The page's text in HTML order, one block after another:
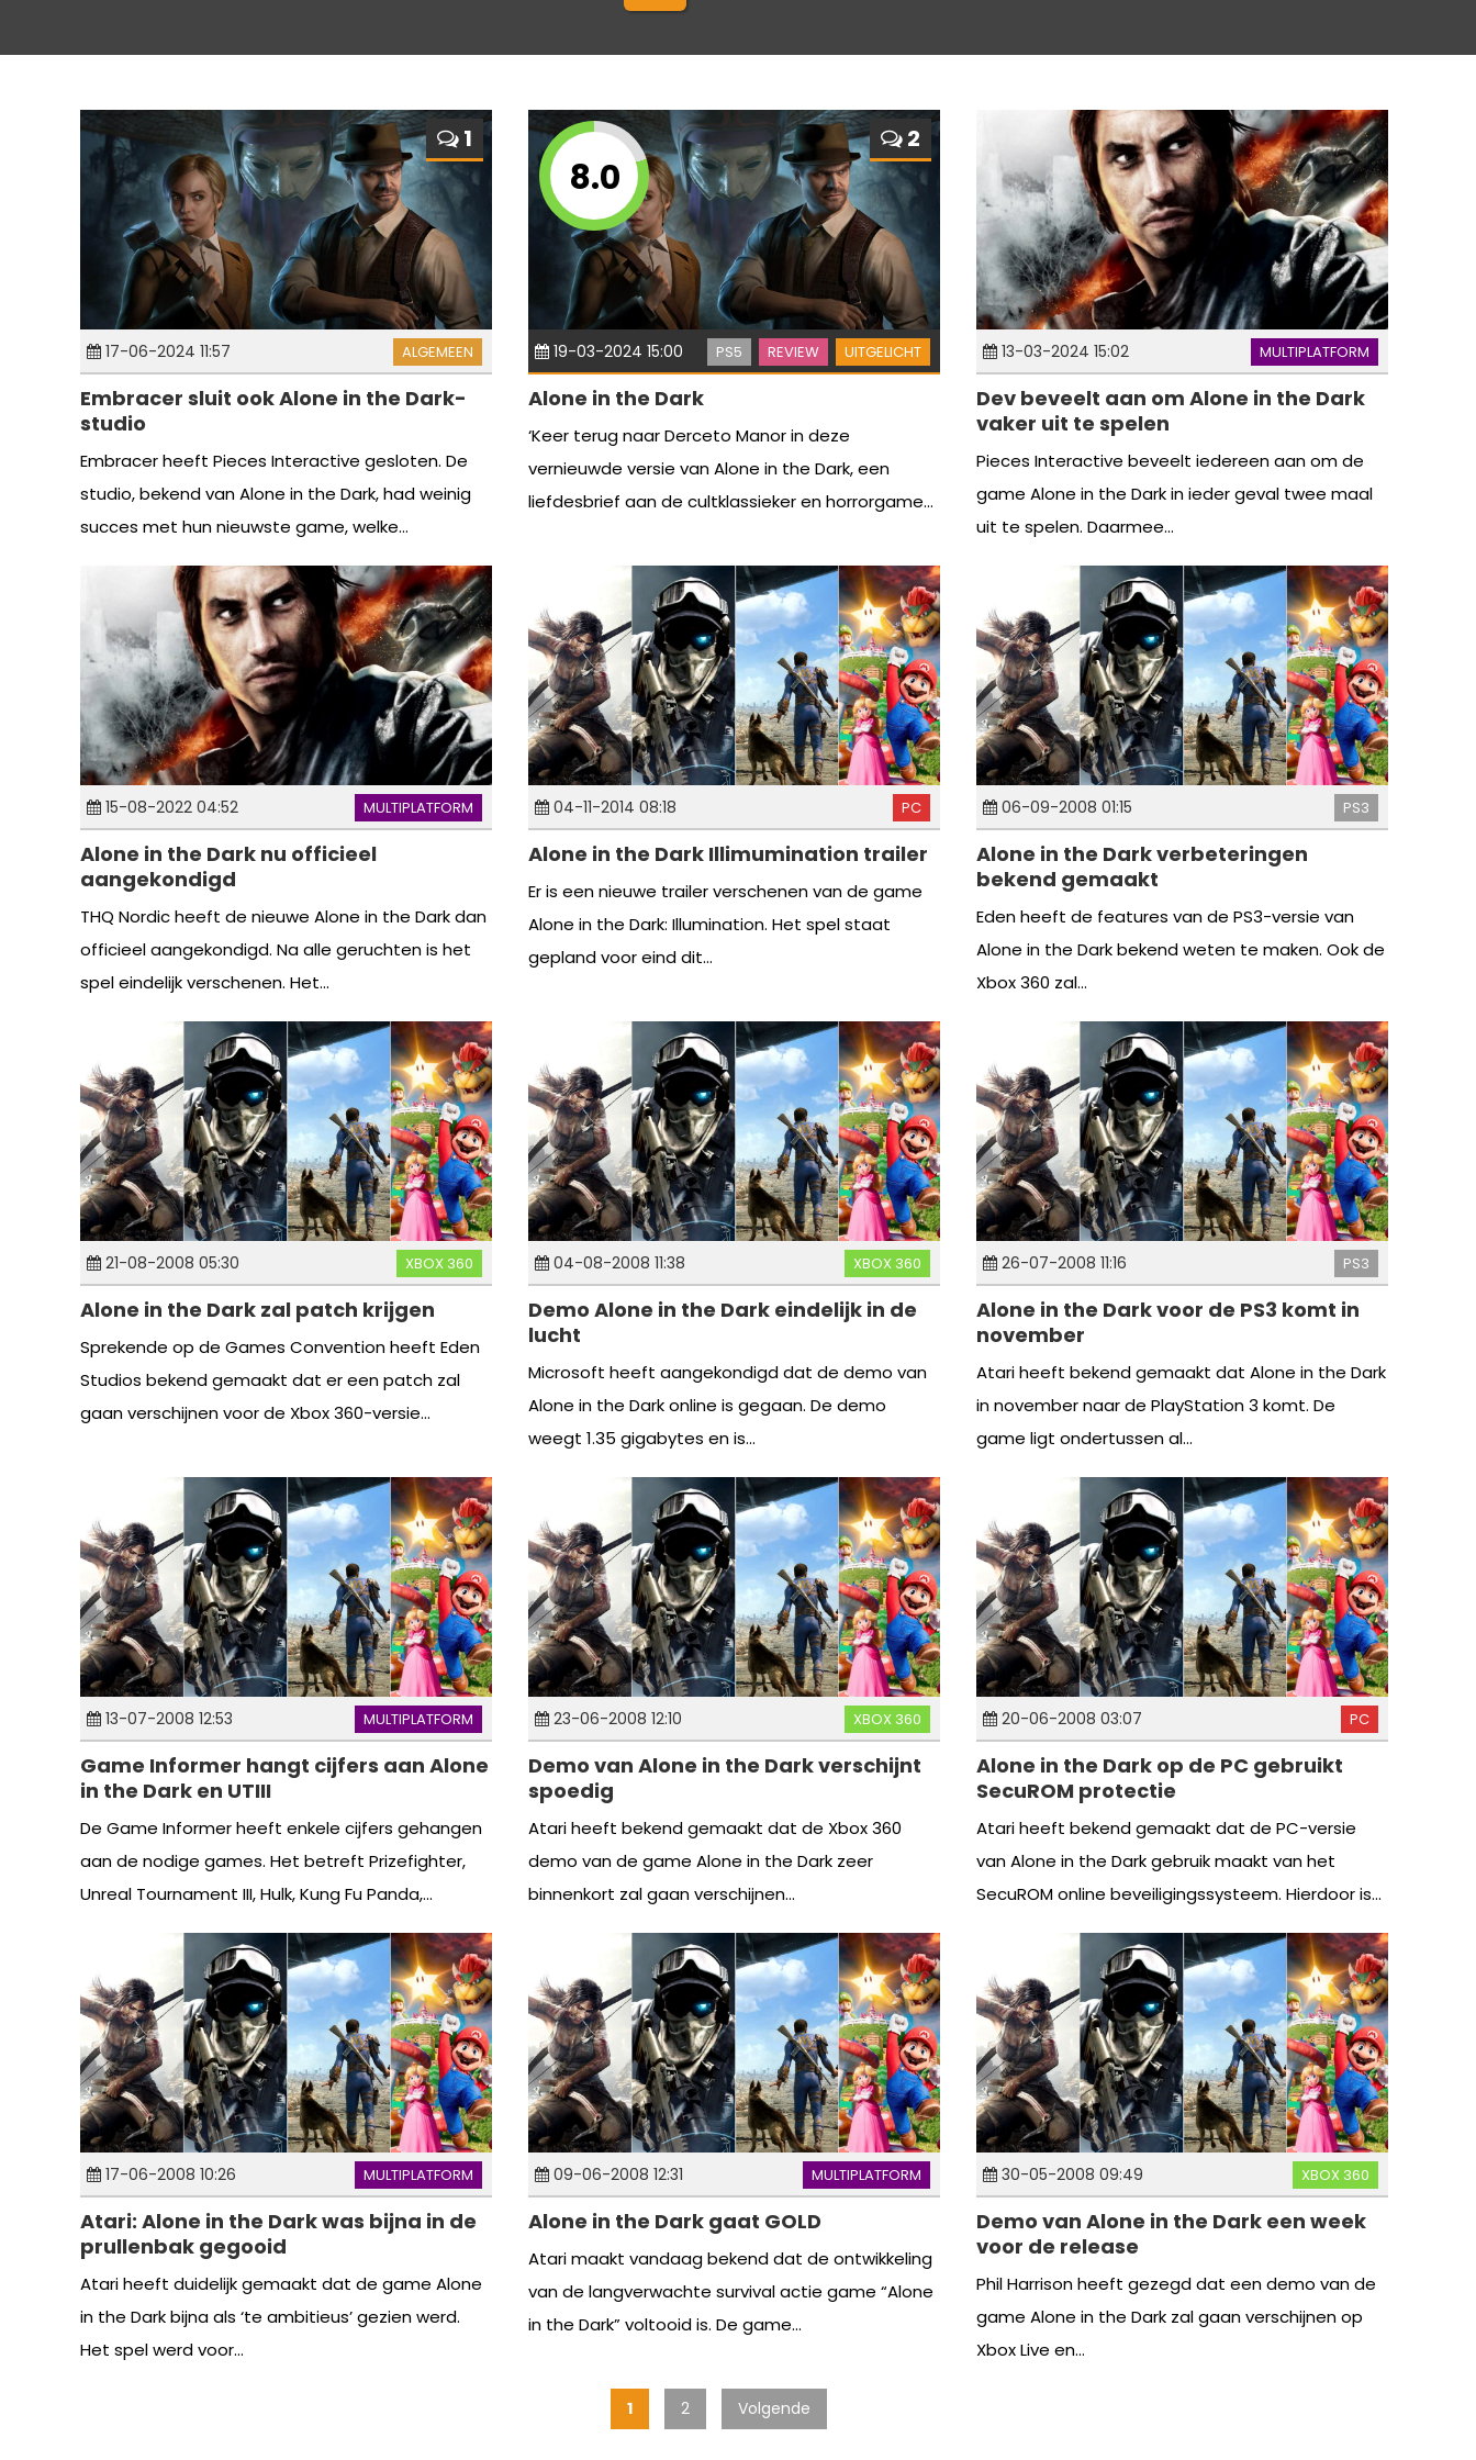
1
17-06-2024 11:57 ALGEMEEN
Embracer sluit ook Alone in the Dark-
studio
Embracer heeft Pieces Interactive gesloten. De
studio, bekend van Alone in the Dark, had weinig
succes met hun nieuwste game, welke...
8.0
2
19-03-2024 15:00 PS5 REVIEW UITGELICHT
Alone in the Dark
‘Keer terug naar Derceto Manor in deze
vernieuwde versie van Alone in the Dark, een
liefdesbrief aan de cultklassieker en horrorgame...
13-03-2024 15:02 MULTIPLATFORM
Dev beveelt aan om Alone in the Dark
vaker uit te spelen
Pieces Interactive beveelt iedereen aan om de
game Alone in the Dark in ieder geval twee maal
uit te spelen. Daarmee...
15-08-2022 04:52 MULTIPLATFORM
Alone in the Dark nu officieel
aangekondigd
THQ Nordic heeft de nieuwe Alone in the Dark dan
officieel aangekondigd. Na alle geruchten is het
spel eindelijk verschenen. Het...
04-11-2014 08:18 PC
Alone in the Dark Illimumination trailer
Er is een nieuwe trailer verschenen van de game
Alone in the Dark: Illumination. Het spel staat
gepland voor eind dit...
06-09-2008 01:15 PS3
Alone in the Dark verbeteringen
bekend gemaakt
Eden heeft de features van de PS3-versie van
Alone in the Dark bekend weten te maken. Ook de
Xbox 360 zal...
21-08-2008 05:30 XBOX 360
Alone in the Dark zal patch krijgen
Sprekende op de Games Convention heeft Eden
Studios bekend gemaakt dat er een patch zal
gaan verschijnen voor de Xbox 360-versie...
04-08-2008 11:38 XBOX 360
Demo Alone in the Dark eindelijk in de
lucht
Microsoft heeft aangekondigd dat de demo van
Alone in the Dark online is gegaan. De demo
weegt 1.35 gigabytes en is...
26-07-2008 11:16 PS3
Alone in the Dark voor de PS3 komt in
november
Atari heeft bekend gemaakt dat Alone in the Dark
in november naar de PlayStation 3 komt. De
game ligt ondertussen al...
13-07-2008 12:53 MULTIPLATFORM
Game Informer hangt cijfers aan Alone
in the Dark en UTIII
De Game Informer heeft enkele cijfers gehangen
aan de nodige games. Het betreft Prizefighter,
Unreal Tournament III, Hulk, Kung Fu Panda,...
23-06-2008 12:10 XBOX 360
Demo van Alone in the Dark verschijnt
spoedig
Atari heeft bekend gemaakt dat de Xbox 360
demo van de game Alone in the Dark zeer
binnenkort zal gaan verschijnen...
20-06-2008 03:07 PC
Alone in the Dark op de PC gebruikt
SecuROM protectie
Atari heeft bekend gemaakt dat de PC-versie
van Alone in the Dark gebruik maakt van het
SecuROM online beveiligingssysteem. Hierdoor is...
17-06-2008 10:26 MULTIPLATFORM
Atari: Alone in the Dark was bijna in de
prullenbak gegooid
Atari heeft duidelijk gemaakt dat de game Alone
in the Dark bijna als ‘te ambitieus’ gezien werd.
Het spel werd voor...
09-06-2008 12:31 MULTIPLATFORM
Alone in the Dark gaat GOLD
Atari maakt vandaag bekend dat de ontwikkeling
van de langverwachte survival actie game “Alone
in the Dark” voltooid is. De game...
30-05-2008 09:49 XBOX 360
Demo van Alone in the Dark een week
voor de release
Phil Harrison heeft gezegd dat een demo van de
game Alone in the Dark zal gaan verschijnen op
Xbox Live en...
1 2 Volgende